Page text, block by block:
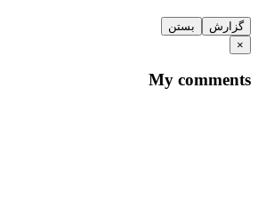
گزارش
بستن
×
My comments